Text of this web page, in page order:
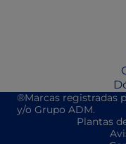
®Marcas registradas
y/o Grupo ADM.
Plantas